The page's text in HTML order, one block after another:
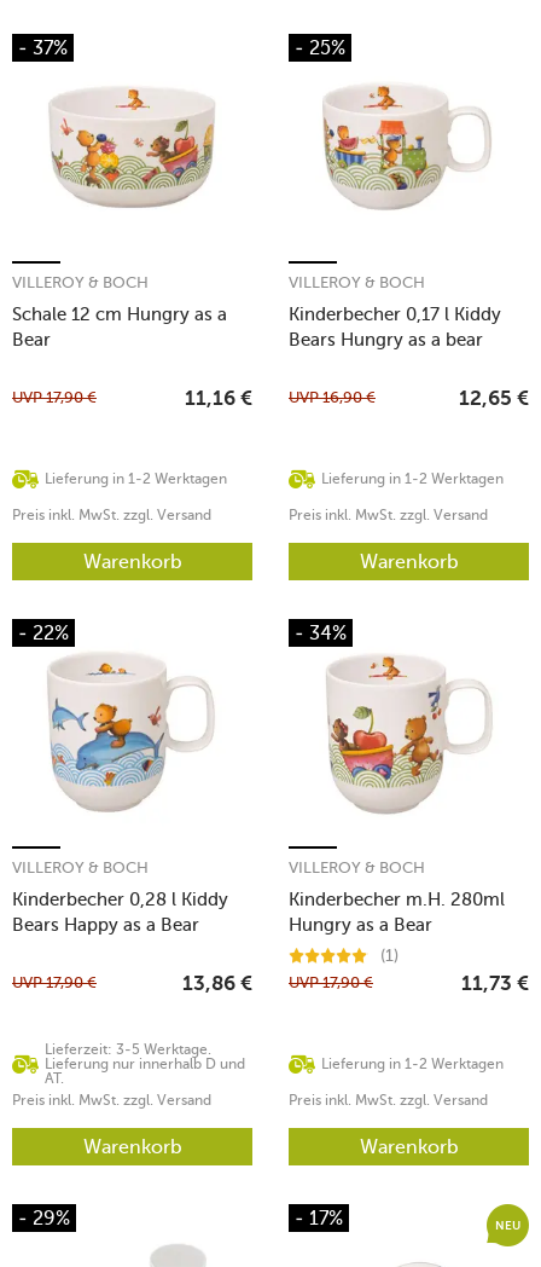
- 37%
Schale 12 cm Hungry as a
Bear
VILLEROY & BOCH
Lieferung in 1-2 Werktagen
UVP17,90 € 11,16 €
Preis inkl. MwSt. zzgl. Versand
Warenkorb
- 25%
Kinderbecher 0,17 l Kiddy
Bears Hungry as a bear
VILLEROY & BOCH
Lieferung in 1-2 Werktagen
UVP16,90 € 12,65 €
Preis inkl. MwSt. zzgl. Versand
Warenkorb
- 22%
Kinderbecher 0,28 l Kiddy
Bears Happy as a Bear
VILLEROY & BOCH
Lieferzeit: 3-5 Werktage.
Lieferung nur innerhalb D und
AT.
UVP17,90 € 13,86 €
Preis inkl. MwSt. zzgl. Versand
Warenkorb
- 34%
Kinderbecher m.H. 280ml
Hungry as a Bear
VILLEROY & BOCH
(1)
Lieferung in 1-2 Werktagen
UVP17,90 € 11,73 €
Preis inkl. MwSt. zzgl. Versand
Warenkorb
- 29% - 17% NEU